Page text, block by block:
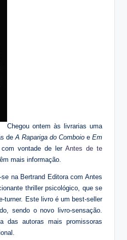
Chegou ontem às livrarias uma
deA Rapariga do Comboio e Em
vontade de ler Antes de te
mais informação.
na Bertrand Editora com Antes
thriller psicológico, que se
turner. Este livro é um best-seller
sendo o novo livro-sensação.
das autoras mais promissoras